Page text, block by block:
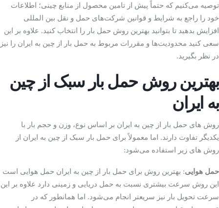
توصیه می‌کنیم که حتماً پیش از تامین محصول از منابع چینی؛ اطلاعات
خود را راجع به شرایط و قوانین شرکت‌های حمل و نقل بین المللی
افزایش بدهید تا بتوانید بهترین روش حمل بار را انتخاب کنید. علاوه بر این
سعی کنید محدودیت‌ها و مقررات مربوط به حمل بار از چین به ایران را نیز
در نظر بگیرید.
بهترین روش‌ حمل بار سبک از چین
به ایران
روش ‌های حمل بار از چین به ایران بر اساس نوع، وزن و حجم بار با
یکدیگر تفاوت دارند‌. اما معمولاً برای حمل بار سبک از چین به ایران از
روش ‌های زیر استفاده می‌شود:
حمل هوایی: بهترین روش برای حمل بار از چین به ایران حمل هوایی است‌
این روش سرعت بیشتری نسبت به حمل دریایی و زمینی دارد علاوه بر این
سرعت تحویل بار نیز سریعتر انجام می‌شود. اما همانطور که در